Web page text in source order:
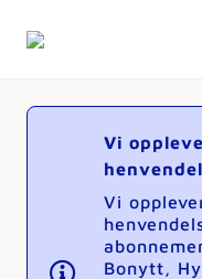
Vi
Vi
Bonytt,